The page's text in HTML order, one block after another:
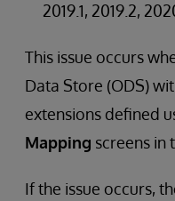
2019.1, 2019.2,
This issue occurs
Data Store (ODS)
extensions defined
Mapping screens in
If the issue occurs,